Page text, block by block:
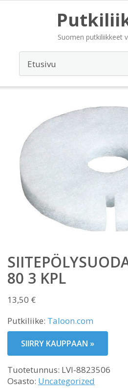
Suomen putkiliikkeet
80 3 KPL
13,50 €
Putkiliike: Taloon.com
SIIRRY KAUPPAAN »
Tuotetunnus: LVI-8823506
Osasto: Uncategorized